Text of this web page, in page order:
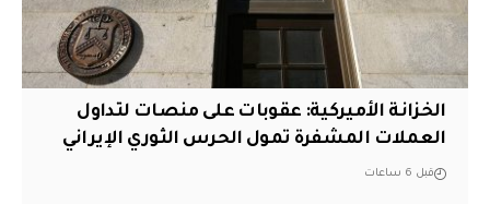
الخزانة الأميركية: عقوبات على منصات لتداول
العملات المشفرة تمول الحرس الثوري الإيراني
قبل 6 ساعات